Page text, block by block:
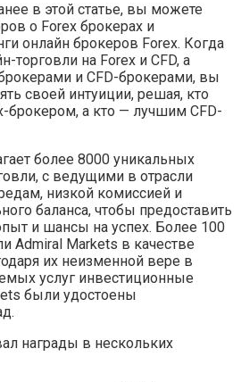
в этой статье, вы можете
о Forex брокерах и
онлайн брокеров Forex. Когда
торговли на Forex и CFD, а
и CFD-брокерами, вы
своей интуиции, решая, кто
брокером, а кто — лучшим CFD-
более 8000 уникальных
с ведущими в отрасли
низкой комиссией и
баланса, чтобы предоставить
и шансы на успех. Более 100
Admiral Markets в качестве
их неизменной вере в
услуг инвестиционные
были удостоены
награды в нескольких